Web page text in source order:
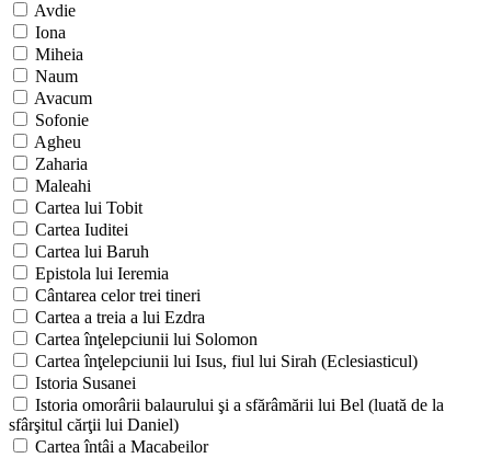
Avdie
Iona
Miheia
Naum
Avacum
Sofonie
Agheu
Zaharia
Maleahi
Cartea lui Tobit
Cartea Iuditei
Cartea lui Baruh
Epistola lui Ieremia
Cântarea celor trei tineri
Cartea a treia a lui Ezdra
Cartea înţelepciunii lui Solomon
Cartea înţelepciunii lui Isus, fiul lui Sirah (Eclesiasticul)
Istoria Susanei
Istoria omorârii balaurului şi a sfărâmării lui Bel (luată de la
sfârşitul cărţii lui Daniel)
Cartea întâi a Macabeilor